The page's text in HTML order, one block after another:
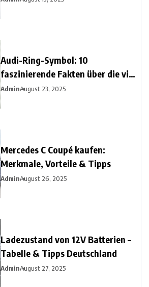
Audi-Ring-Symbol: 10
faszinierende Fakten über die vier
Ringe
AdminAugust 23, 2025
Mercedes C Coupé kaufen:
Merkmale, Vorteile & Tipps
AdminAugust 26, 2025
Ladezustand von 12V Batterien –
Tabelle & Tipps Deutschland
AdminAugust 27, 2025